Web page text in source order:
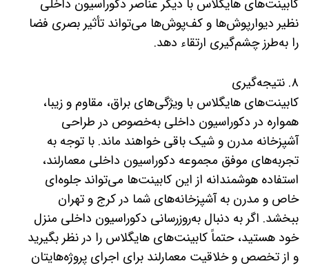
نظیر دیوارپوش‌ها و کف‌پوش‌ها می‌تواند تأثیر بصری فضا
را به‌طرز چشم‌گیری ارتقاء دهد.
۸. نتیجه‌گیری
کابینت‌های هایگلاس با ویژگی‌های براق، مقاوم و زیبا،
همواره در دکوراسیون داخلی به‌خصوص در طراحی
آشپزخانه مدرن و شیک باقی خواهند ماند. با توجه به
تجربه‌های موفق مجموعه دکوراسیون داخلی معمارلند،
استفاده هوشمندانه از این کابینت‌ها می‌تواند جلوه‌ای
خاص و مدرن به آشپزخانه‌های شما در کرج و تهران
ببخشد. اگر به دنبال به‌روزرسانی دکوراسیون داخلی منزل
خود هستید، حتماً کابینت‌های هایگلاس را در نظر بگیرید
و از تخصص و خلاقیت معمارلند برای اجرای پروژه‌هایتان